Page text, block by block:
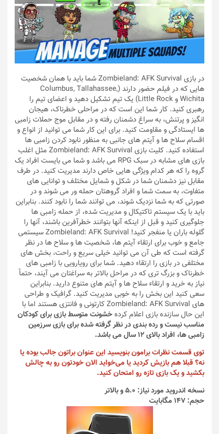
در بازی Zombieland: AFK Survival شما باید با همان شخصیت
هایی که در فیلم حضور دارند (Columbus, Tallahassee,
Wichita و Little Rock) یک تیم تشکیل دهید و اعضای تیم را
رهبری کنید. کار شما این است که در مراحلی خطرناک، هیجان
انگیز و پرتنش، به سراغ دشمنان رفته و در مقابل موج حملات زامبی
ها ایستادگی و مقاومت کنید. برای این کار شما می توانید از انواع و
اقسام سلاح ها و آیتم های جانبی به منظور نابود کردن زامبی ها
استفاده کنید. کلیت بازی Zombieland: AFK Survival مثل اغلب
بازی های مشابه در سبک RPG می باشد و شما می بایست افراد یک
گروه را که هر کدام ویژگی هایی خاص دارند مدیریت کنید. در طرف
مقابل نیز دشمنان شما در شکل و شمایل مختلف و توانایی های
متفاوت، به سمت شما و افراد گروهتان حمله ور می شوند و در
صورتی که به شما نزدیک شوند، می توانند شما را نابود کنند. بنابراین
باید با یک سیستم تاکتیکال و مدیریت شده، از حمله زامبی ها
جلوگیری کنید و قبل از اینکه آنها بتوانند خطرآفرین باشند، آنها را
گلوله باران یا منفجر کنید! Zombieland: AFK Survival سیستمی
جامع و خوب برای ارتقاء آیتم ها، شخصیت ها و سلاح ها در نظر
گرفته است که طی آن می توانید خیلی سریع و راحت، بخش های
مختلفی در بازی را ارتقاء دهید. شما برای رویارویی با زامبی های
خطرناک و بزرگ تری که در مراحل بالاتر به سراغتان می آیند، حتماً
نیاز به خرید و ارتقاء سلاح ها و آیتم های متنوع دارید. بنابراین
سعی کنید این بخش را به خوبی مدیریت کنید. گرافیک و طراحی
های Zombieland: AFK Survival کارتونی و فانتزی هستند اما با
این حال سازنده بازی اعلام کردهخشونت متوسط بازی برای کودکان
مناسب نیست و رده بندی در نظر گرفته شده برای بازی سرزمین
زامبی ها، افراد بالای 12 سال می باشد.
توی قسمت نظرات برامون بنویسید این عنوان براتون جالب بوده یا
نه؟ قبلا هم بازیش کردید یا می‌خواید الان خودتون رو به چالش
بکشید و یک بازی تازه رو امتحان کنید.
نسخه اندروید مورد نیاز: 5.0 و بالاتر
حجم: 147 مگابایت